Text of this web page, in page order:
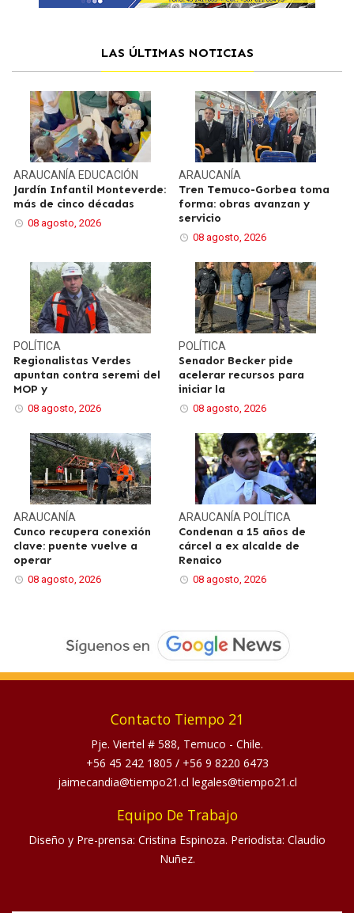
LAS ÚLTIMAS NOTICIAS
ARAUCANÍA EDUCACIÓN
Jardín Infantil Monteverde:
más de cinco décadas
08 agosto, 2026
ARAUCANÍA
Tren Temuco-Gorbea toma
forma: obras avanzan y
servicio
08 agosto, 2026
POLÍTICA
Regionalistas Verdes
apuntan contra seremi del
MOP y
08 agosto, 2026
POLÍTICA
Senador Becker pide
acelerar recursos para
iniciar la
08 agosto, 2026
ARAUCANÍA
Cunco recupera conexión
clave: puente vuelve a
operar
08 agosto, 2026
ARAUCANÍA POLÍTICA
Condenan a 15 años de
cárcel a ex alcalde de
Renaico
08 agosto, 2026
Contacto Tiempo 21
Pje. Viertel # 588, Temuco - Chile.
+56 45 242 1805 / +56 9 8220 6473
jaimecandia@tiempo21.cl legales@tiempo21.cl
Equipo De Trabajo
Diseño y Pre-prensa: Cristina Espinoza. Periodista: Claudio
Nuñez.